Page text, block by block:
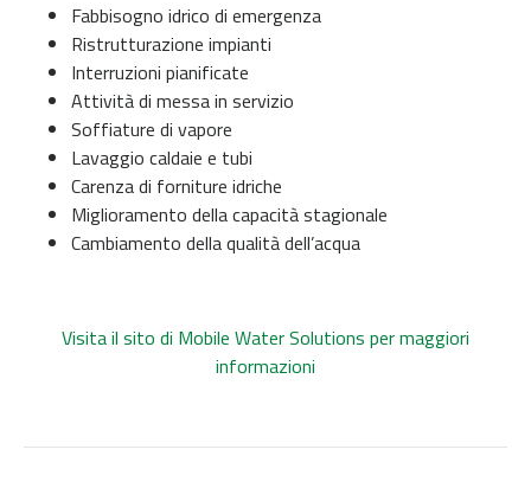
Fabbisogno idrico di emergenza
Ristrutturazione impianti
Interruzioni pianificate
Attività di messa in servizio
Soffiature di vapore
Lavaggio caldaie e tubi
Carenza di forniture idriche
Miglioramento della capacità stagionale
Cambiamento della qualità dell’acqua
Visita il sito di Mobile Water Solutions per maggiori
informazioni